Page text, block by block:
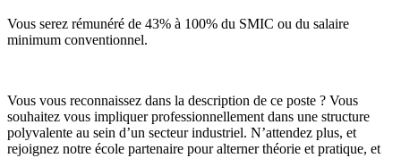
Vous serez rémunéré de 43% à 100% du SMIC ou du salaire
minimum conventionnel.
Vous vous reconnaissez dans la description de ce poste ? Vous
souhaitez vous impliquer professionnellement dans une structure
polyvalente au sein d’un secteur industriel. N’attendez plus, et
rejoignez notre école partenaire pour alterner théorie et pratique, et